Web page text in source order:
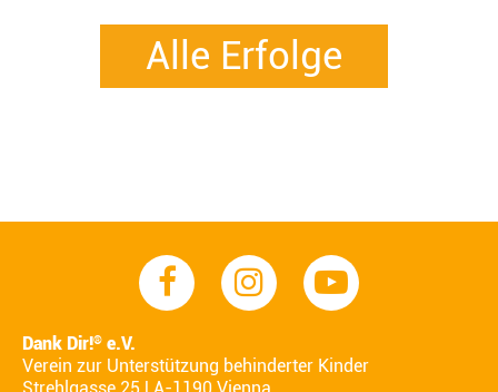
Alle Erfolge
Dank Dir!® e.V.
Verein zur Unterstützung behinderter Kinder